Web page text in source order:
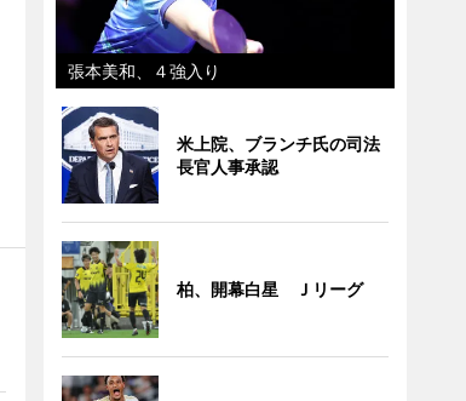
張本美和、４強入り
米上院、ブランチ氏の司法
長官人事承認
柏、開幕白星 Ｊリーグ